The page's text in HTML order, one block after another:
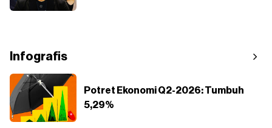
Infografis
Potret Ekonomi Q2-2026: Tumbuh
5,29%